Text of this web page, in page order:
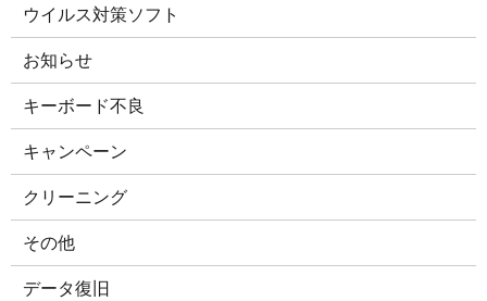
ウイルス対策ソフト
お知らせ
キーボード不良
キャンペーン
クリーニング
その他
データ復旧